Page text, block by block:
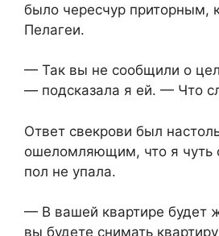
было чересчур приторным,
Пелагеи.
— Так вы не сообщили о
— подсказала я ей. — Что
Ответ свекрови был
ошеломляющим, что я чуть
пол не упала.
— В вашей квартире будет
вы будете снимать